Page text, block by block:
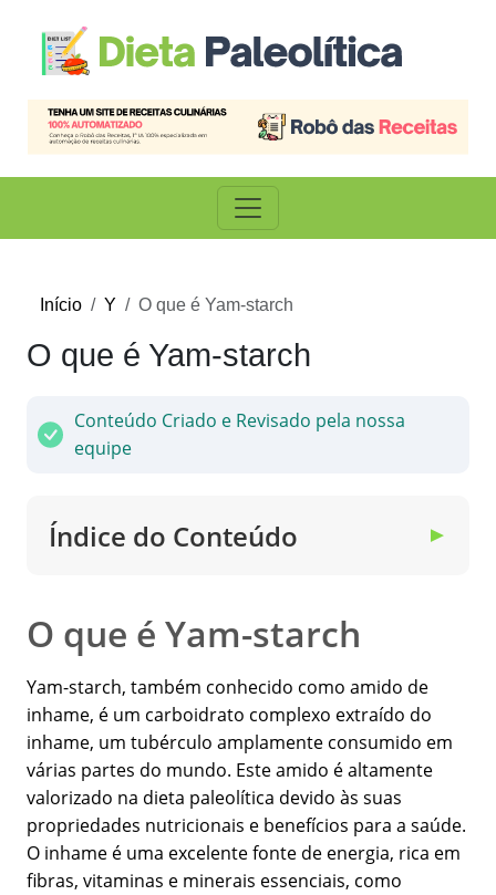
Início Y O que é Yam-starch
O que é Yam-starch
Conteúdo Criado e Revisado pela nossa
equipe
Índice do Conteúdo ▼
O que é Yam-starch
Yam-starch, também conhecido como amido de
inhame, é um carboidrato complexo extraído do
inhame, um tubérculo amplamente consumido em
várias partes do mundo. Este amido é altamente
valorizado na dieta paleolítica devido às suas
propriedades nutricionais e benefícios para a saúde.
O inhame é uma excelente fonte de energia, rica em
fibras, vitaminas e minerais essenciais, como